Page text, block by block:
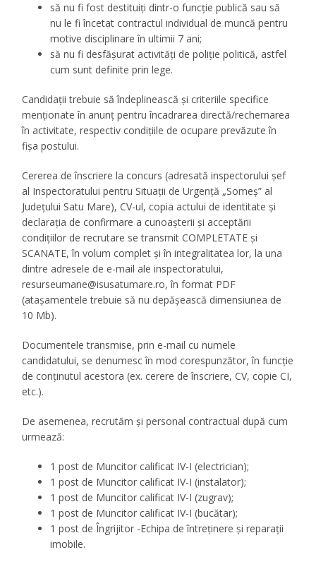
să nu fi fost destituiți dintr-o funcție publică sau să
nu le fi încetat contractul individual de muncă pentru
motive disciplinare în ultimii 7 ani;
să nu fi desfășurat activități de poliție politică, astfel
cum sunt definite prin lege.
Candidații trebuie să îndeplinească și criteriile specifice
menționate în anunț pentru încadrarea directă/rechemarea
în activitate, respectiv condițiile de ocupare prevăzute în
fișa postului.
Cererea de înscriere la concurs (adresată inspectorului șef
al Inspectoratului pentru Situații de Urgență „Someș” al
Județului Satu Mare), CV-ul, copia actului de identitate și
declaraţia de confirmare a cunoaşterii şi acceptării
condiţiilor de recrutare se transmit COMPLETATE și
SCANATE, în volum complet și în integralitatea lor, la una
dintre adresele de e-mail ale inspectoratului,
resurseumane@isusatumare.ro, în format PDF
(ataşamentele trebuie să nu depăşească dimensiunea de
10 Mb).
Documentele transmise, prin e-mail cu numele
candidatului, se denumesc în mod corespunzător, în funcție
de conținutul acestora (ex. cerere de înscriere, CV, copie CI,
etc.).
De asemenea, recrutăm și personal contractual după cum
urmează:
1 post de Muncitor calificat IV-I (electrician);
1 post de Muncitor calificat IV-I (instalator);
1 post de Muncitor calificat IV-I (zugrav);
1 post de Muncitor calificat IV-I (bucătar);
1 post de Îngrijitor -Echipa de întreținere și reparații
imobile.